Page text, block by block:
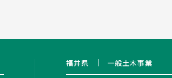
福井県 一般土木事業